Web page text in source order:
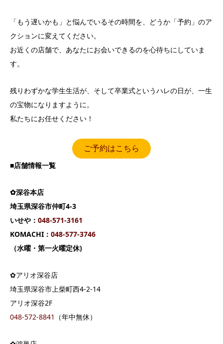
「もう遅いかも」と悩んでいるその時間を、どうか「予約」のア
クションに変えてください。
お近くの店舗で、あなたにお会いできるのを心待ちにしていま
す。
残りわずかな学生生活が、そして卒業式というハレの日が、一生
の宝物になりますように。
私たちにお任せください！
ご予約はこちら
■店舗情報一覧
✿深谷本店
埼玉県深谷市仲町4-3
いせや： 048-571-3161
KOMACHI： 048-577-3746
（水曜・第一火曜定休)
✿アリオ深谷店
埼玉県深谷市上柴町西4-2-14
アリオ深谷2F
048-572-8841
（年中無休）